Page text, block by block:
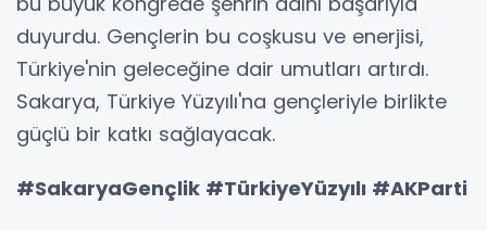
duyurdu. Gençlerin bu coşkusu ve enerjisi,
Türkiye'nin geleceğine dair umutları artırdı.
Sakarya, Türkiye Yüzyılı'na gençleriyle birlikte
güçlü bir katkı sağlayacak.
#SakaryaGençlik #TürkiyeYüzyılı #AKParti